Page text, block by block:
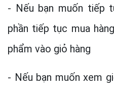
- Nếu bạn muốn tiếp
phần tiếp tục mua
phẩm vào giỏ hàng
- Nếu bạn muốn xem